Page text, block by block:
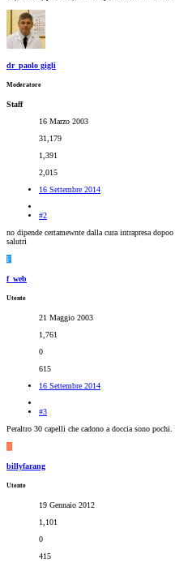
dr_paolo gigli
Moderatore
Staff
16 Marzo 2003
31,179
1,391
2,015
16 Settembre 2014
#2
no dipende certamewnte dalla cura intrapresa
salutri
F
f_web
Utente
21 Maggio 2003
1,761
0
615
16 Settembre 2014
#3
Peraltro 30 capelli che cadono a doccia sono pochi.
B
billyfarang
Utente
19 Gennaio 2012
1,101
0
415